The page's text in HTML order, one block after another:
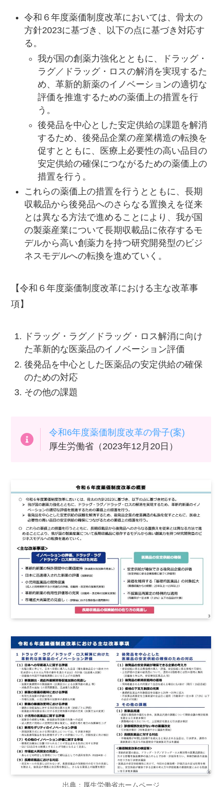
令和６年度薬価制度改革においては、骨太の
方針2023に基づき、以下の点に基づき対応す
る。
我が国の創薬力強化とともに、ドラッグ・
ラグ／ドラッグ・ロスの解消を実現するた
め、革新的新薬のイノベーションの適切な
評価を推進するための薬価上の措置を行
う。
後発品を中心とした安定供給の課題を解消
するため、後発品企業の産業構造の転換を
促すとともに、医療上必要性の高い品目の
安定供給の確保につながるための薬価上の
措置を行う。
これらの薬価上の措置を行うとともに、長期
収載品から後発品へのさらなる置換えを従来
とは異なる方法で進めることにより、我が国
の製薬産業について長期収載品に依存するモ
デルから高い創薬力を持つ研究開発型のビジ
ネスモデルへの転換を進めていく。
【令和６年度薬価制度改革における主な改革事
項】
ドラッグ・ラグ／ドラッグ・ロス解消に向け
た革新的な医薬品のイノベーション評価
後発品を中心とした医薬品の安定供給の確保
のための対応
その他の課題
令和6年度薬価制度改革の骨子(案)
厚生労働省（2023年12月20日）
出典：厚生労働省ホームページ